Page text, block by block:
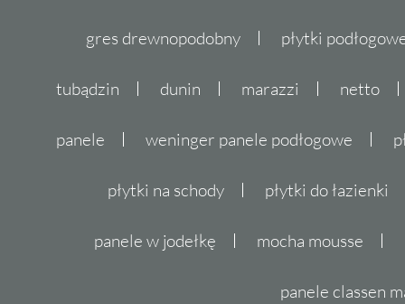
gres drewnopodobny płytki
tubądzin dunin marazzi netto
panele weninger panele podłogowe
płytki na schody płytki do łazienki
panele w jodełkę mocha mousse
panele classen